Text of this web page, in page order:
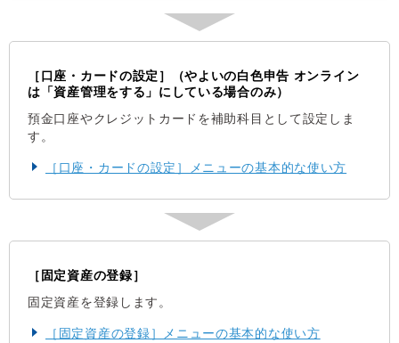
［口座・カードの設定］（やよいの白色申告 オンライン
は「資産管理をする」にしている場合のみ）
預金口座やクレジットカードを補助科目として設定しま
す。
［口座・カードの設定］メニューの基本的な使い方
［固定資産の登録］
固定資産を登録します。
［固定資産の登録］メニューの基本的な使い方